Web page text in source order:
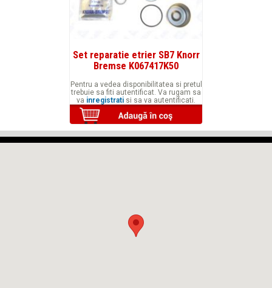
Set reparatie etrier SB7 Knorr
Bremse K067417K50
Pentru a vedea disponibilitatea si pretul
trebuie sa fiti autentificat. Va rugam sa
va inregistrati si sa va autentificati.